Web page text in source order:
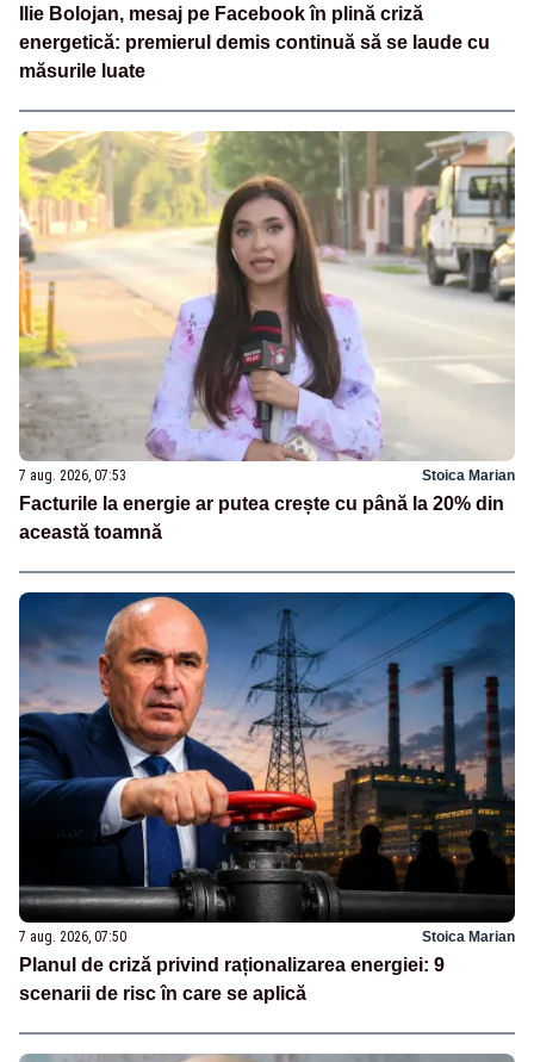
Ilie Bolojan, mesaj pe Facebook în plină criză
energetică: premierul demis continuă să se laude cu
măsurile luate
7 aug. 2026, 07:53 Stoica Marian
Facturile la energie ar putea crește cu până la 20% din
această toamnă
7 aug. 2026, 07:50 Stoica Marian
Planul de criză privind raționalizarea energiei: 9
scenarii de risc în care se aplică